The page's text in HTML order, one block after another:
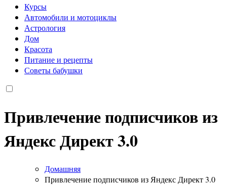
Курсы
Автомобили и мотоциклы
Астрология
Дом
Красота
Питание и рецепты
Советы бабушки
Привлечение подписчиков из
Яндекс Директ 3.0
Домашняя
Привлечение подписчиков из Яндекс Директ 3.0